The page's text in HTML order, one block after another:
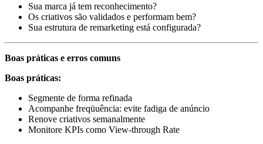
Sua marca já tem reconhecimento?
Os criativos são validados e performam bem?
Sua estrutura de remarketing está configurada?
Boas práticas e erros comuns
Boas práticas:
Segmente de forma refinada
Acompanhe freqüuência: evite fadiga de anúncio
Renove criativos semanalmente
Monitore KPIs como View-through Rate